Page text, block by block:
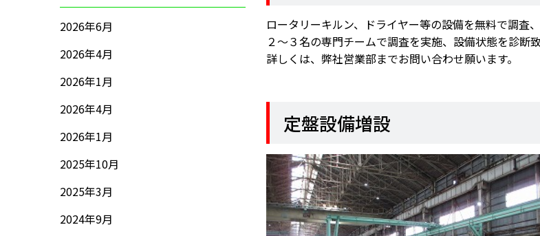
2026年6月
2026年4月
2026年1月
2026年4月
2026年1月
2025年10月
2025年3月
2024年9月
ロータリーキルン、ドライヤー等の設備を無料で調査
２～３名の専門チームで調査を実施、設備状態を診断致
詳しくは、弊社営業部までお問い合わせ願います。
定盤設備増設